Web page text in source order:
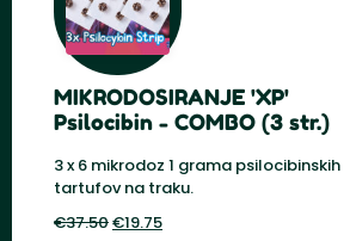
MIKRODOSIRANJE 'XP'
Psilocibin - COMBO (3 str.)
3 x 6 mikrodoz 1 grama psilocibinskih
tartufov na traku.
€37.50Prvotna
€19.75